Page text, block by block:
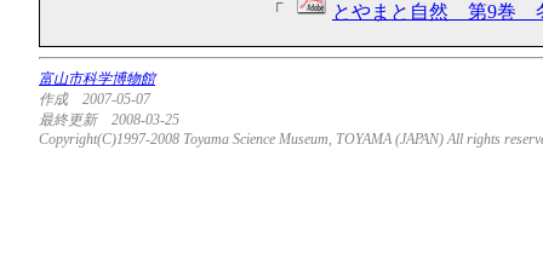
「 とやまと自然 第9巻
富山市科学博物館
作成 2007-05-07
最終更新 2008-03-25
Copyright(C)1997-2008 Toyama Science Museum, TOYAMA (JAPAN) All rights